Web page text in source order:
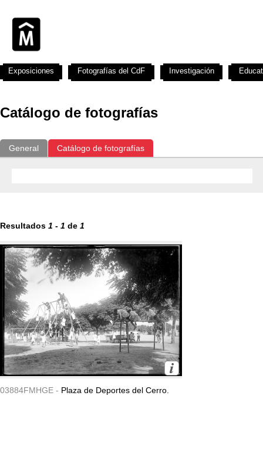
Catálogo de fotografías
General Catálogo de fotografías
Resultados 1 - 1 de 1
03884FMHGE - Plaza de Deportes del Cerro.
Exposiciones Fotografías del CdF Investigación